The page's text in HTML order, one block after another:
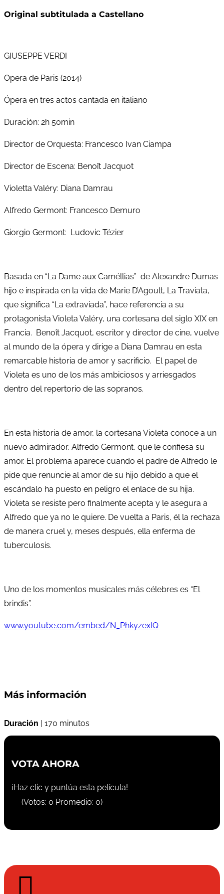
Original subtitulada a Castellano
GIUSEPPE VERDI
Opera de Paris (2014)
Ópera en tres actos cantada en italiano
Duración: 2h 50min
Director de Orquesta: Francesco Ivan Ciampa
Director de Escena: Benoît Jacquot
Violetta Valéry: Diana Damrau
Alfredo Germont: Francesco Demuro
Giorgio Germont: Ludovic Tézier
Basada en “La Dame aux Caméllias” de Alexandre Dumas
hijo e inspirada en la vida de Marie D’Agoult, La Traviata,
que significa “La extraviada”, hace referencia a su
protagonista Violeta Valéry, una cortesana del siglo XIX en
Francia. Benoît Jacquot, escritor y director de cine, vuelve
al mundo de la ópera y dirige a Diana Damrau en esta
remarcable historia de amor y sacrificio. El papel de
Violeta es uno de los más ambiciosos y arriesgados
dentro del repertorio de las sopranos.
En esta historia de amor, la cortesana Violeta conoce a un
nuevo admirador, Alfredo Germont, que le confiesa su
amor. El problema aparece cuando el padre de Alfredo le
pide que renuncie al amor de su hijo debido a que el
escándalo ha puesto en peligro el enlace de su hija.
Violeta se resiste pero finalmente acepta y le asegura a
Alfredo que ya no le quiere. De vuelta a Paris, él la rechaza
de manera cruel y, meses después, ella enferma de
tuberculosis.
Uno de los momentos musicales más célebres es “El
brindis”.
www.youtube.com/embed/N_PhkyzexIQ
Más información
Duración | 170 minutos
VOTA AHORA
¡Haz clic y puntúa esta película!
(Votos: 0 Promedio: 0)